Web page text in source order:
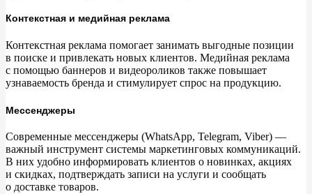
Контекстная и медийная реклама
Контекстная реклама помогает занимать выгодные позиции
в поиске и привлекать новых клиентов. Медийная реклама
с помощью баннеров и видеороликов также повышает
узнаваемость бренда и стимулирует спрос на продукцию.
Мессенджеры
Современные мессенджеры (WhatsApp, Telegram, Viber) —
важный инструмент системы маркетинговых коммуникаций.
В них удобно информировать клиентов о новинках, акциях
и скидках, подтверждать записи на услуги и сообщать
о доставке товаров.